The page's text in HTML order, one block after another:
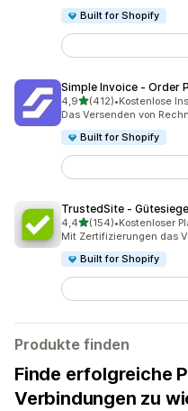
Built for Shopify
Simple Invoice ‑ Order
4,9von 5 Sternen
(412)
412 Rezensionen
•Kostenlose
Das Versenden von
Built for Shopify
TrustedSite ‑
4,4von 5 Sternen
(154)
154 Rezensionen
•Kostenloser
Mit Zertifizierungen das
Built for Shopify
Produkte finden
Finde erfolgreiche
Verbindungen zu